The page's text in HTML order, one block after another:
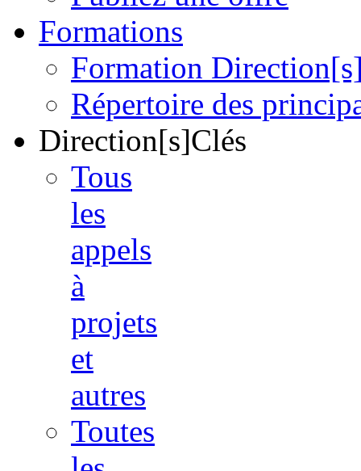
Formations
Formation
Répertoire des
Direction[s]Clés
Tous
les
appels
à
projets
et
autres
Toutes